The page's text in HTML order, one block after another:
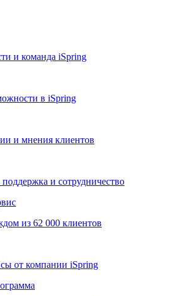
и команда iSpring
в iSpring
и мнения клиентов
поддержка и сотрудничество
из 62 000 клиентов
от компании iSpring